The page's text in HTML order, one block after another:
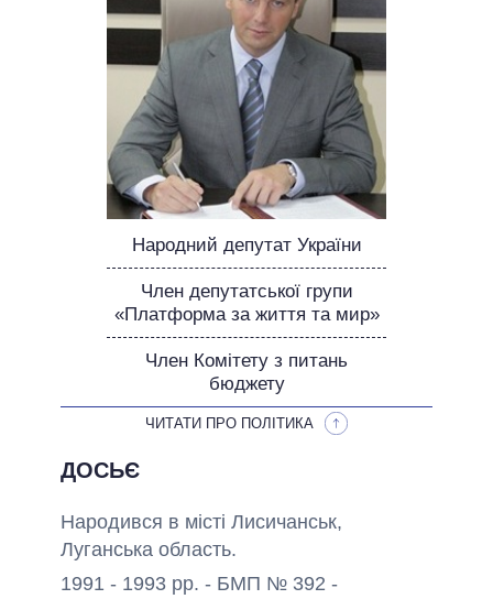
ОБІЦЯНКИ У ПРОЦЕСІ
ВСІ ОБІЦЯНКИ
АРХІВНІ ОБІЦЯНКИ
Народний депутат України
Член депутатської групи
«Платформа за життя та мир»
Член Комітету з питань
бюджету
ЧИТАТИ ПРО ПОЛІТИКА
ДОСЬЄ
Народився в місті Лисичанськ,
Луганська область.
1991 - 1993 рр. - БМП № 392 -